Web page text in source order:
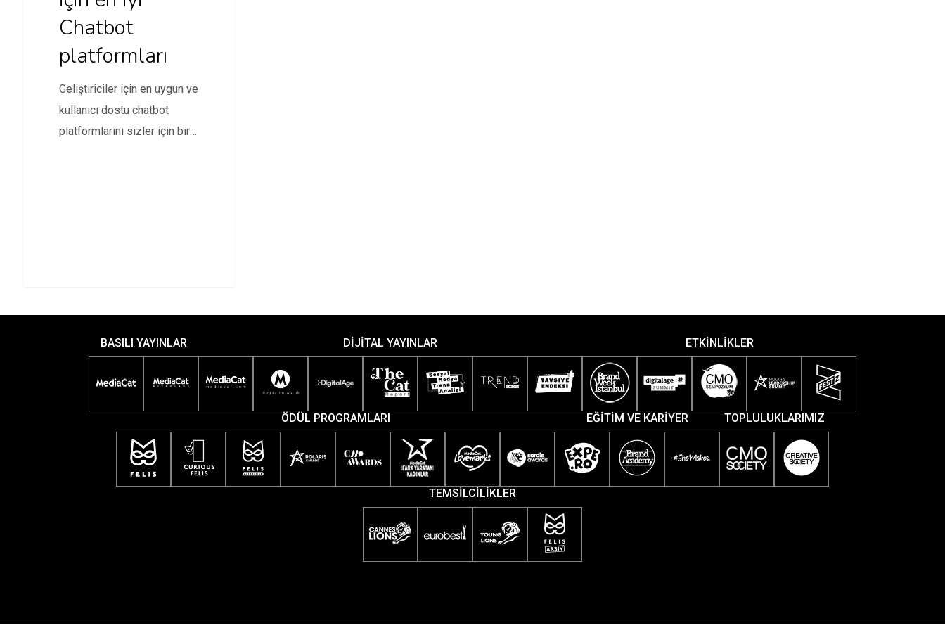
Chatbot
platformları
Geliştiriciler için en uygun ve
kullanıcı dostu chatbot
platformlarını sizler için bir
BASILI YAYINLAR DİJİTAL YAYINLAR ETKİNLİKLER
ÖDÜL PROGRAMLARI EĞİTİM VE KARİYER TOPLULUKLARIMIZ
TEMSİLCİLİKLER